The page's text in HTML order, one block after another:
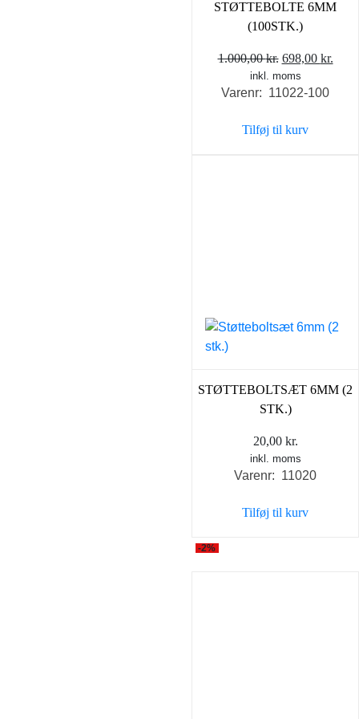
STØTTEBOLTE 6MM
(100STK.)
1.000,00kr. Den
oprindelige
pris
1.000,00 kr..
698,00 kr.
inkl. moms
Varenr: 11022-100
Tilføj til kurv
STØTTEBOLTSÆT 6MM (2
STK.)
20,00 kr.
inkl. moms
Varenr: 11020
Tilføj til kurv
-2%